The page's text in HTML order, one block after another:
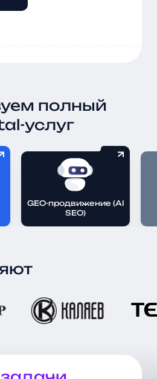
полный
услуг
GEO-продвижение (AI
SEO)